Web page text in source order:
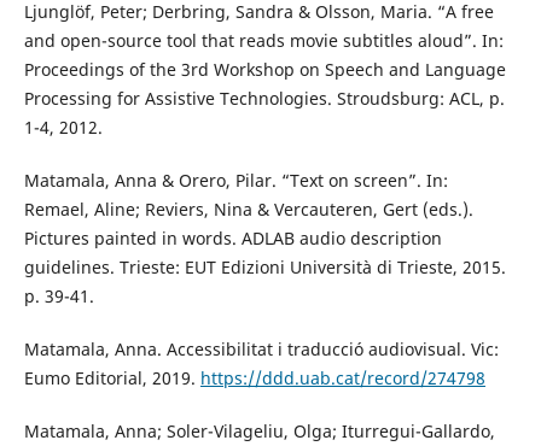
Ljunglöf, Peter; Derbring, Sandra & Olsson, Maria. “A free
and open-source tool that reads movie subtitles aloud”. In:
Proceedings of the 3rd Workshop on Speech and Language
Processing for Assistive Technologies. Stroudsburg: ACL, p.
1-4, 2012.
Matamala, Anna & Orero, Pilar. “Text on screen”. In:
Remael, Aline; Reviers, Nina & Vercauteren, Gert (eds.).
Pictures painted in words. ADLAB audio description
guidelines. Trieste: EUT Edizioni Università di Trieste, 2015.
p. 39-41.
Matamala, Anna. Accessibilitat i traducció audiovisual. Vic:
Eumo Editorial, 2019. https://ddd.uab.cat/record/274798
Matamala, Anna; Soler-Vilageliu, Olga; Iturregui-Gallardo,